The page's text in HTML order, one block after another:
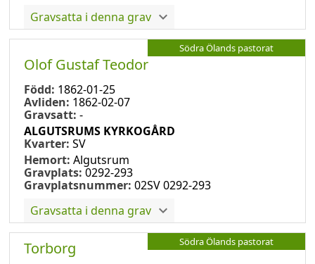
Gravsatta i denna grav
Södra Ölands pastorat
Olof Gustaf Teodor
Född: 1862-01-25
Avliden: 1862-02-07
Gravsatt: -
ALGUTSRUMS KYRKOGÅRD
Kvarter: SV
Hemort: Algutsrum
Gravplats: 0292-293
Gravplatsnummer: 02SV 0292-293
Gravsatta i denna grav
Södra Ölands pastorat
Torborg